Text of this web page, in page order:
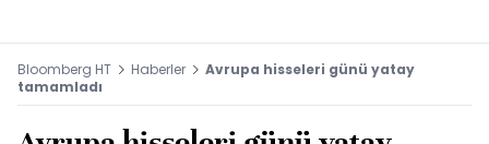
Bloomberg HT Haberler
Avrupa hisseleri günü yatay
tamamladı